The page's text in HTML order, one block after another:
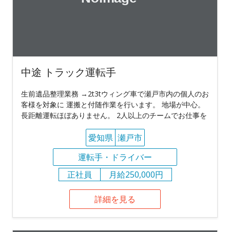
中途 トラック運転手
生前遺品整理業務 →2t3tウィング車で瀬戸市内の個人のお
客様を対象に 運搬と付随作業を行います。 地場が中心。
長距離運転ほぼありません。 2人以上のチームでお仕事を
愛知県 瀬戸市
運転手・ドライバー
正社員
月給250,000円
詳細を見る